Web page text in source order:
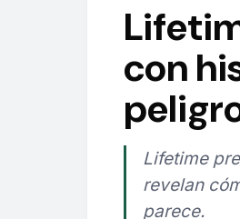
con
Lifetime
revelan
parece.